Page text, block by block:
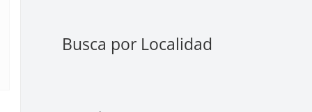
Busca por Localidad